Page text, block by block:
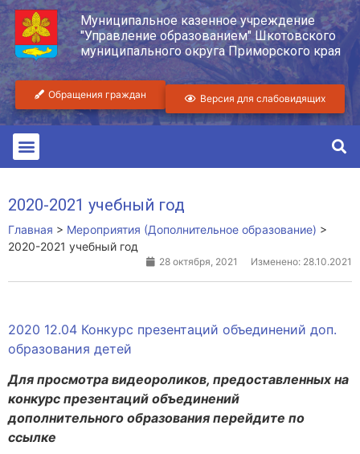
Муниципальное казенное учреждение
"Управление образованием" Шкотовского
муниципального округа Приморского края
Обращения граждан Версия для слабовидящих
2020-2021 учебный год
Главная > Мероприятия (Дополнительное образование) >
2020-2021 учебный год
28 октября, 2021 Изменено: 28.10.2021
2020 12.04 Конкурс презентаций объединений доп.
образования детей
Для просмотра видеороликов, предоставленных на
конкурс презентаций объединений
дополнительного образования перейдите по
ссылке